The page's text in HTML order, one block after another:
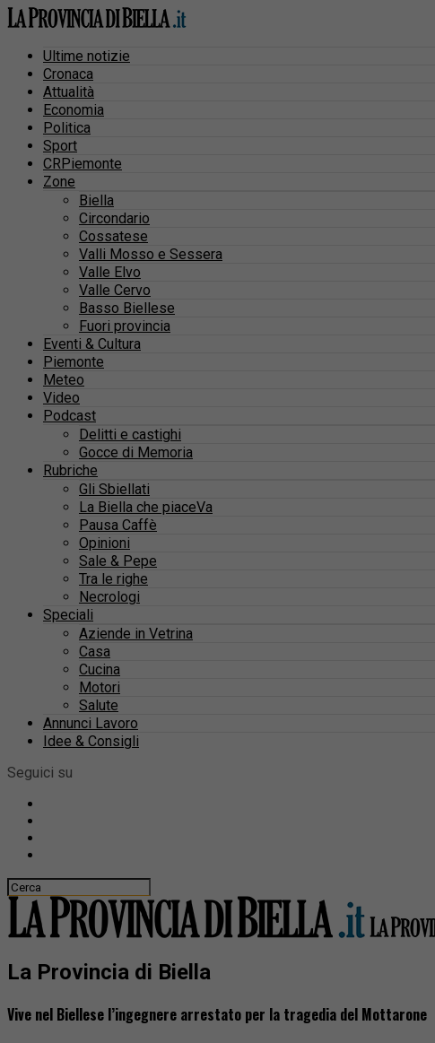
Ultime notizie
Cronaca
Attualità
Economia
Politica
Sport
CRPiemonte
Zone
Biella
Circondario
Cossatese
Valli Mosso e Sessera
Valle Elvo
Valle Cervo
Basso Biellese
Fuori provincia
Eventi & Cultura
Piemonte
Meteo
Video
Podcast
Delitti e castighi
Gocce di Memoria
Rubriche
Gli Sbiellati
La Biella che piaceVa
Pausa Caffè
Opinioni
Sale & Pepe
Tra le righe
Necrologi
Speciali
Aziende in Vetrina
Casa
Cucina
Motori
Salute
Annunci Lavoro
Idee & Consigli
Seguici su
La Provincia di Biella
Vive nel Biellese l’ingegnere arrestato per la tragedia del Mottarone